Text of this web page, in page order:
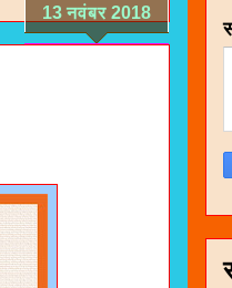
13 नवंबर 2018